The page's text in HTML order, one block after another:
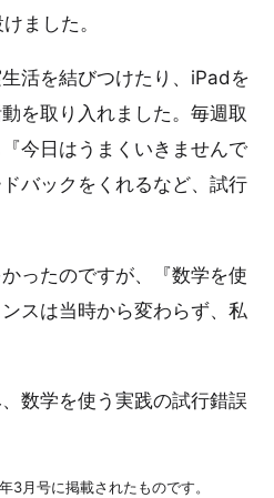
ました。
活を結びつけたり、iPadを
を取り入れました。毎週取
今日はうまくいきませんで
バックをくれるなど、試行
ったのですが、『数学を使
スは当時から変わらず、私
数学を使う実践の試行錯誤
月号に掲載されたものです。